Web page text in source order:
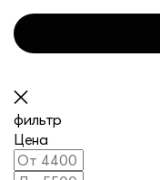
КОНТАКТЫ
фильтр
Цена